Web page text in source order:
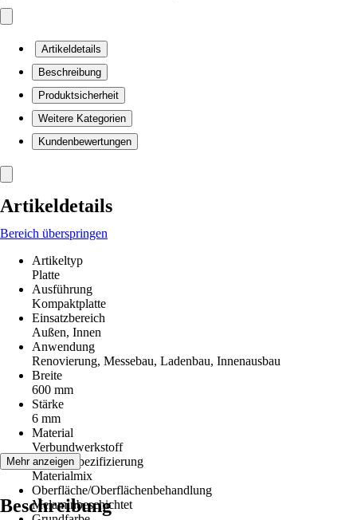
Artikeldetails
Beschreibung
Produktsicherheit
Weitere Kategorien
Kundenbewertungen
Artikeldetails
Bereich überspringen
Artikeltyp
Platte
Ausführung
Kompaktplatte
Einsatzbereich
Außen, Innen
Anwendung
Renovierung, Messebau, Ladenbau, Innenausbau
Breite
600 mm
Stärke
6 mm
Material
Verbundwerkstoff
Materialspezifizierung
Materialmix
Oberfläche/Oberflächenbehandlung
Melaminbeschichtet
Mehr anzeigen
Beschreibung